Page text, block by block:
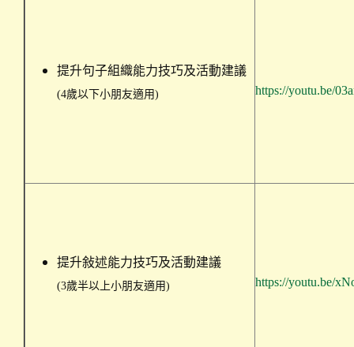
提升句子組織能力技巧及活動建議
(4歲以下小朋友適用) https://youtu.be/
提升敍述能力技巧及活動建議
(3歲半以上小朋友適用) https://youtu.be/